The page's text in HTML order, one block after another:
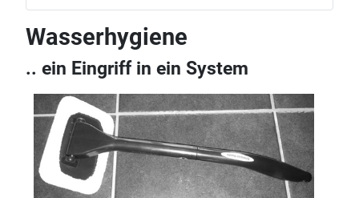
Wasserhygiene
.. ein Eingriff in ein System